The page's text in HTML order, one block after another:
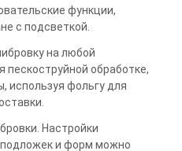
функции,
с подсветкой.
на любой
пескоструйной обработке,
используя фольгу для
Настройки
подложек и форм можно